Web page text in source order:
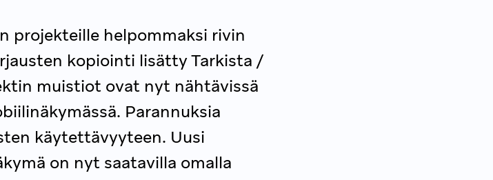
projekteille helpommaksi rivin
kopiointi lisätty Tarkista /
muistiot ovat nyt nähtävissä
Parannuksia
käytettävyyteen. Uusi
on nyt saatavilla omalla